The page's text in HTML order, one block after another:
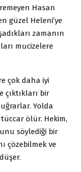
Hasan
güzel Heleni’ye
zamanın
mucizelere
çok daha iyi
çıktıkları bir
uğrarlar. Yolda
ölür. Hekim,
söylediği bir
çözebilmek ve